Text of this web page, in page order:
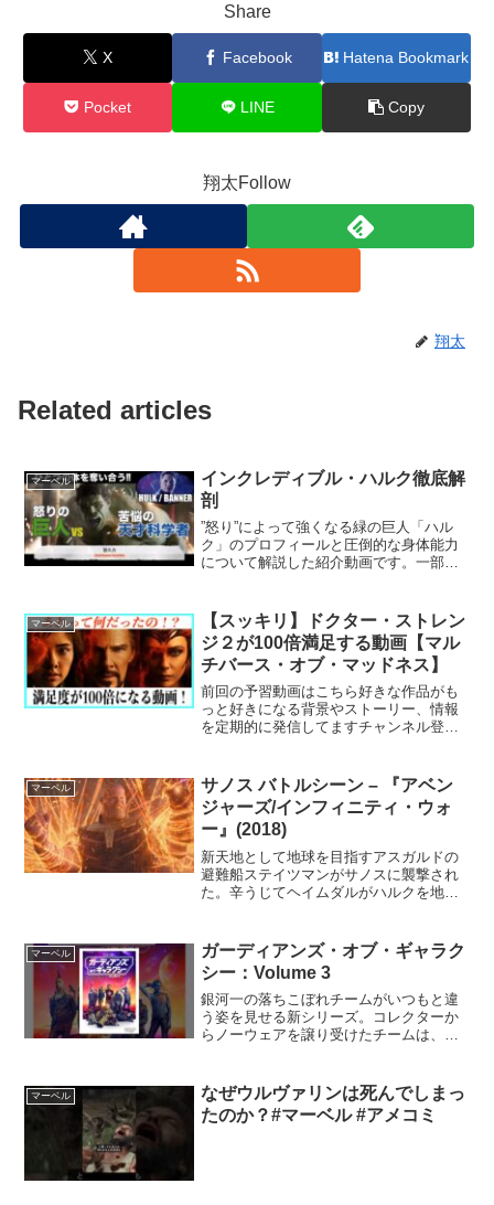
Share
X Facebook Hatena Bookmark
Pocket LINE Copy
翔太Follow
翔太
Related articles
マーベル
インクレディブル・ハルク徹底解
剖
”怒り”によって強くなる緑の巨人「ハル
ク」のプロフィールと圧倒的な身体能力
について解説した紹介動画です。一部ネ
Records」などによって広告が表示される
場合があ...
マーベル
【スッキリ】ドクター・ストレン
ジ２が100倍満足する動画【マル
チバース・オブ・マッドネス】
前回の予習動画はこちら好きな作品がも
っと好きになる背景やストーリー、情報
を定期的に発信してますチャンネル登
ば！@tutti_eiga＃ドクター・ストレンジ
＃スカ...
マーベル
サノス バトルシーン – 『アベン
ジャーズ/インフィニティ・ウォ
ー』(2018)
新天地として地球を目指すアスガルドの
避難船ステイツマンがサノスに襲撃され
た。辛うじてヘイムダルがハルクを地球
ス・ストーンが奪われる。パワー・スト
ーンと合わせ2つのインフィ...
マーベル
ガーディアンズ・オブ・ギャラク
シー：Volume 3
銀河一の落ちこぼれチームがいつもと違
う姿を見せる新シリーズ。コレクターか
らノーウェアを譲り受けたチームは、サ
ための避難所を作ろうと決意する。だ
が、ロケットの複雑な過去の...
マーベル
なぜウルヴァリンは死んでしまっ
たのか？#マーベル #アメコミ